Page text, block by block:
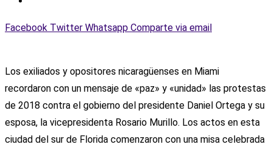
Facebook Twitter Whatsapp Comparte via email
Los exiliados y opositores nicaragüenses en Miami
recordaron con un mensaje de «paz» y «unidad» las protestas
de 2018 contra el gobierno del presidente Daniel Ortega y su
esposa, la vicepresidenta Rosario Murillo. Los actos en esta
ciudad del sur de Florida comenzaron con una misa celebrada